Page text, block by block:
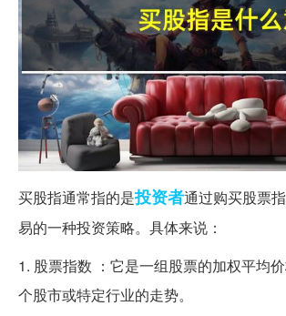
买股指通常指的是投资者通过购买股票
易的一种投资策略。具体来说：
1. 股票指数 ：它是一组股票的加权平均
个股市或特定行业的走势。